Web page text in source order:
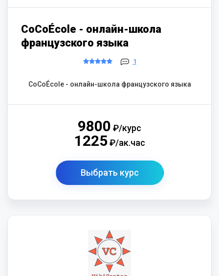
CoCoÉcole - онлайн-школа
французского языка
1
CoCoÉcole - онлайн-школа французского языка
9800 ₽/курс
1225₽/ак.час
Выбрать курс